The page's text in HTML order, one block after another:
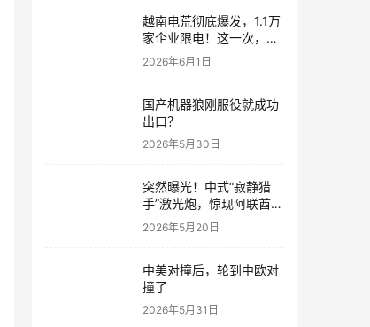
越南电荒彻底爆发，1.1万
家企业限电！这一次，终
于看清中国真正的底牌
2026年6月1日
国产机器狼刚服役就成功
出口？
2026年5月30日
突然曝光！中式“寂静猎
手”激光炮，惊现阿联酋迪
拜机场
2026年5月20日
中美对撞后，轮到中欧对
撞了
2026年5月31日